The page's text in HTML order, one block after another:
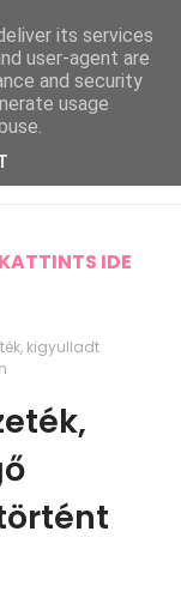
KATTINTS IDE
kigyulladt
its services
user-agent are
and security
usage